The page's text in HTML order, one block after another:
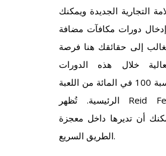
التجارية الجديدة ويمكنك
إدخال دورات مكافآت مضافة
إلى حقائقك هنا فرصة
خلال هذه الدورات
المجانية بنسبة 100 في المائة من اللعبة
الرئيسية. تُظهر Reid Ferry أهمية
أن تديرها داخل معجزة
الطريق السريع.